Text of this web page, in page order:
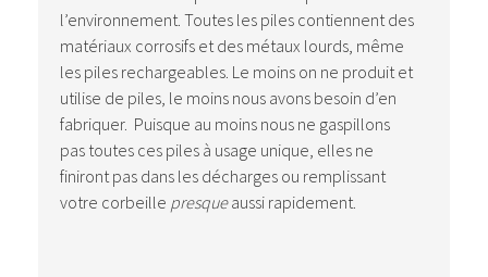
l’environnement. Toutes les piles contiennent des
matériaux corrosifs et des métaux lourds, même
les piles rechargeables. Le moins on ne produit et
utilise de piles, le moins nous avons besoin d’en
fabriquer. Puisque au moins nous ne gaspillons
pas toutes ces piles à usage unique, elles ne
finiront pas dans les décharges ou remplissant
votre corbeille presqueaussi rapidement.